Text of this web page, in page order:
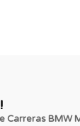
BMW